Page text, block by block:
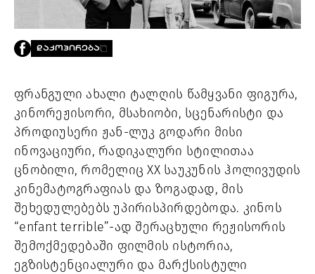
PROJECTS
TV
LIBRARY
ᲒᲐᲛᲝᲒᲕᲧᲔᲕᲘ
ᲙᲝᲜᲢᲐᲥᲢᲘ
INFO@HAMMOCKMAGAZINE.GE
ᲩᲕᲔᲜ
ᲨᲔᲡᲐᲮᲔᲑ
STUDIO
ᲓᲐᲙᲝᲞᲘᲠᲔᲑᲐ
ფრანგული ახალი ტალღის წამყვანი ფიგურა,
კინორეჟისორი, მსახიობი, სცენარისტი და
პროდიუსერი ჟან-ლუკ გოდარი მისი
ინოვაციური, რადიკალური სტილითაა
ცნობილი, რომელიც XX საუკუნის ჰოლივუდის
კინემატოგრაფიას და ზოგადად, მის
შეხედულებებს უპირისპირდებოდა. კინოს
“enfant terrible”-ად შერაცხული რეჟისორის
შემოქმედებაში ფილმის ისტორია,
ეგზისტენციალური და მარქსისტული